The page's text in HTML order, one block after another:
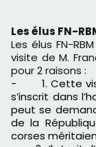
Les élus FN-
Les élus FN-
visite de M.
pour 2 raisons :
- 1. Cette
s’inscrit dans
peut se
de la
corses